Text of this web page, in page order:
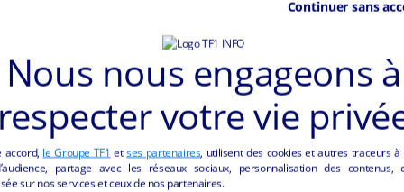
de fonction de type F4 au dessus du restaurant.
est idéalement située entre, à l´Est, Colmar et Sélestat et la frontière
Europa-Park (5 millions de visiteurs) situé à une demi heure est un
Nous nous engageons à
respecter votre vie
accord, le Groupe TF1 etses partenaires, utilisent des cookies et autres traceurs à
partage avec les réseaux sociaux, personnalisation des contenus,
sur nos services et ceux de nos partenaires.
Continuer sans